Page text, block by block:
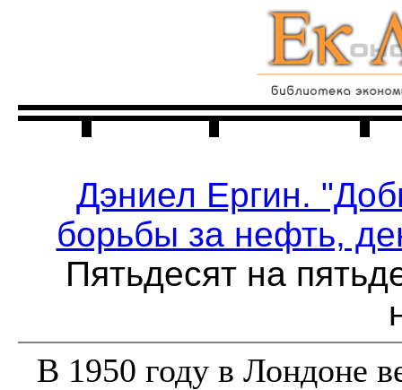
Дэниел Ергин.
борьбы за нефть,
Пятьдесят на
В 1950 году в Лондоне